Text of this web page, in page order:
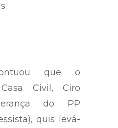
referindo-se às
que o
Civil, Ciro
do PP